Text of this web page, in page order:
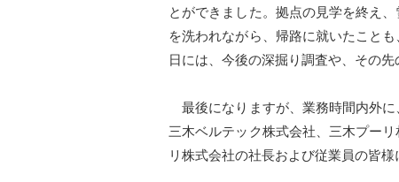
とができました。拠点の見学を終え
を洗われながら、帰路に就いたこと
日には、今後の深掘り調査や、その
最後になりますが、業務時間内外に
三木ベルテック株式会社、三木プー
リ株式会社の社長および従業員の皆